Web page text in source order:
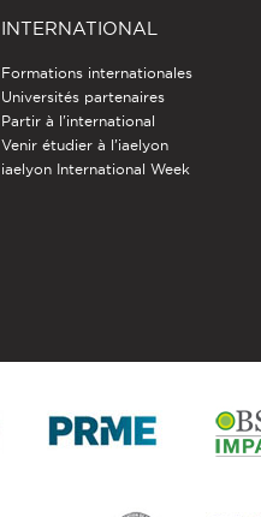
INTERNATIONAL
Formations internationales
Universités partenaires
Partir à l'international
Venir étudier à l’iaelyon
iaelyon International Week